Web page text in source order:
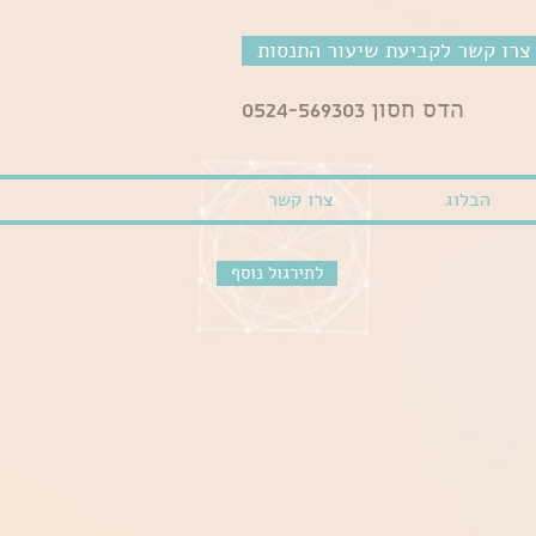
צרו קשר לקביעת שיעור התנסות
הדס חסון
הבלוג צרו קשר
לתירגול נוסף